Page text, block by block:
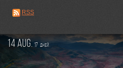
RSS
14 aug. 17 дней